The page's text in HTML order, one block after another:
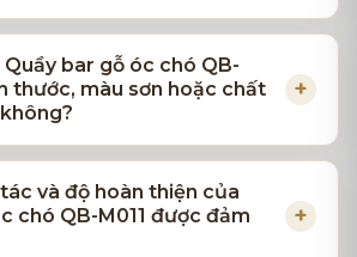
bar gỗ óc chó QB-
thước, màu sơn hoặc chất
và độ hoàn thiện của
chó QB-M011 được đảm